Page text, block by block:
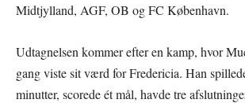
Midtjylland, AGF, OB og FC København.
Udtagnelsen kommer efter en kamp, hvor
gang viste sit værd for Fredericia. Han
minutter, scorede ét mål, havde tre